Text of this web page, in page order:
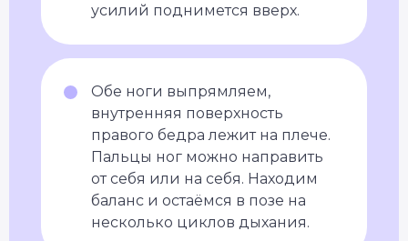
усилий поднимется вверх.
Обе ноги выпрямляем,
внутренняя поверхность
правого бедра лежит на плече.
Пальцы ног можно направить
от себя или на себя. Находим
баланс и остаёмся в позе на
несколько циклов дыхания.